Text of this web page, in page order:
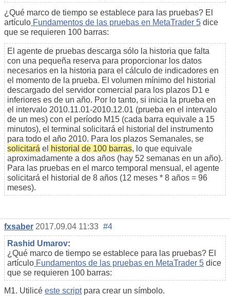
¿Qué marco de tiempo se establece para las pruebas? El
artículo Fundamentos de las pruebas en MetaTrader 5 dice
que se requieren 100 barras:
El agente de pruebas descarga sólo la historia que falta
con una pequeña reserva para proporcionar los datos
necesarios en la historia para el cálculo de indicadores en
el momento de la prueba. El volumen mínimo del historial
descargado del servidor comercial para los plazos D1 e
inferiores es de un año. Por lo tanto, si inicia la prueba en
el intervalo 2010.11.01-2010.12.01 (prueba en el intervalo
de un mes) con el período M15 (cada barra equivale a 15
minutos), el terminal solicitará el historial del instrumento
para todo el año 2010. Para los plazos Semanales, se
solicitará el historial de 100 barras, lo que equivale
aproximadamente a dos años (hay 52 semanas en un año).
Para las pruebas en el marco temporal mensual, el agente
solicitará el historial de 8 años (12 meses * 8 años = 96
meses).
fxsaber 2017.09.04 11:33 #4
Rashid Umarov:
¿Qué marco de tiempo se establece para las pruebas? El
artículo Fundamentos de las pruebas en MetaTrader 5 dice
que se requieren 100 barras:
M1. Utilicé este scriptpara crear un símbolo.